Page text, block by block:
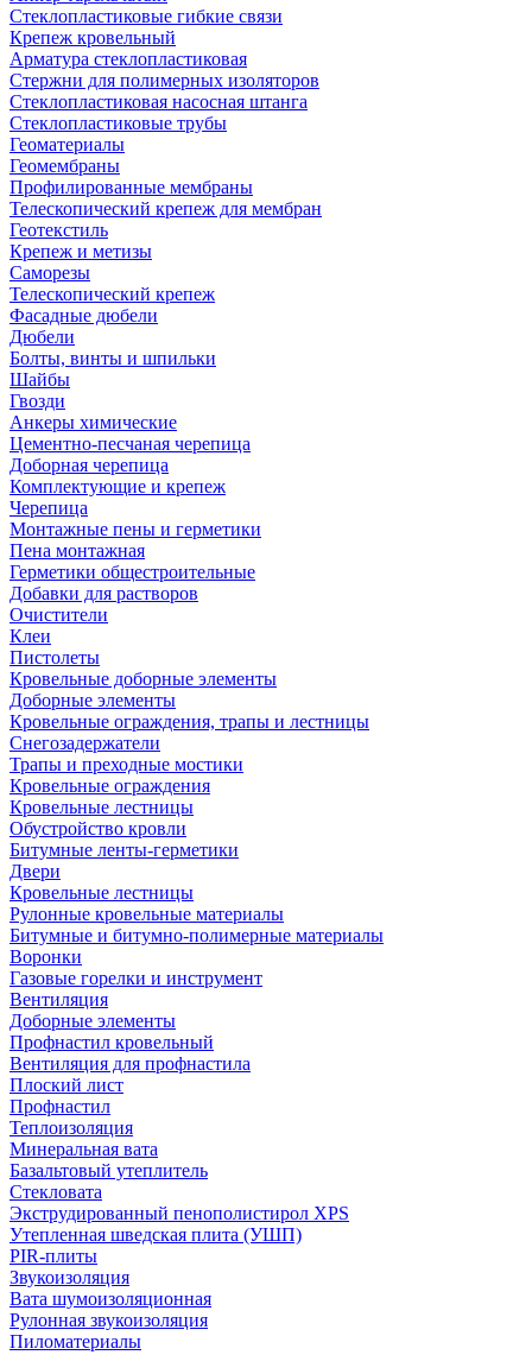
Стеклопластиковые гибкие связи
Крепеж кровельный
Арматура стеклопластиковая
Стержни для полимерных изоляторов
Стеклопластиковая насосная штанга
Стеклопластиковые трубы
Геоматериалы
Геомембраны
Профилированные мембраны
Телескопический крепеж для мембран
Геотекстиль
Крепеж и метизы
Саморезы
Телескопический крепеж
Фасадные дюбели
Дюбели
Болты, винты и шпильки
Шайбы
Гвозди
Анкеры химические
Цементно-песчаная черепица
Доборная черепица
Комплектующие и крепеж
Черепица
Монтажные пены и герметики
Пена монтажная
Герметики общестроительные
Добавки для растворов
Очистители
Клеи
Пистолеты
Кровельные доборные элементы
Доборные элементы
Кровельные ограждения, трапы и лестницы
Снегозадержатели
Трапы и преходные мостики
Кровельные ограждения
Кровельные лестницы
Обустройство кровли
Битумные ленты-герметики
Двери
Кровельные лестницы
Рулонные кровельные материалы
Битумные и битумно-полимерные материалы
Воронки
Газовые горелки и инструмент
Вентиляция
Доборные элементы
Профнастил кровельный
Вентиляция для профнастила
Плоский лист
Профнастил
Теплоизоляция
Минеральная вата
Базальтовый утеплитель
Стекловата
Экструдированный пенополистирол XPS
Утепленная шведская плита (УШП)
PIR-плиты
Звукоизоляция
Вата шумоизоляционная
Рулонная звукоизоляция
Пиломатериалы